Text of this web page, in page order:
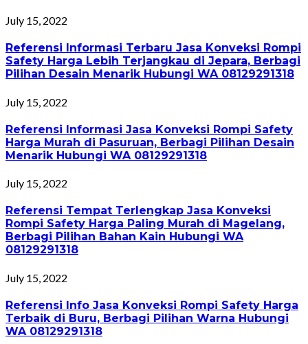
July 15, 2022
Referensi Informasi Terbaru Jasa Konveksi Rompi
Safety Harga Lebih Terjangkau di Jepara, Berbagi
Pilihan Desain Menarik Hubungi WA 08129291318
July 15, 2022
Referensi Informasi Jasa Konveksi Rompi Safety
Harga Murah di Pasuruan, Berbagi Pilihan Desain
Menarik Hubungi WA 08129291318
July 15, 2022
Referensi Tempat Terlengkap Jasa Konveksi
Rompi Safety Harga Paling Murah di Magelang,
Berbagi Pilihan Bahan Kain Hubungi WA
08129291318
July 15, 2022
Referensi Info Jasa Konveksi Rompi Safety Harga
Terbaik di Buru, Berbagi Pilihan Warna Hubungi
WA 08129291318